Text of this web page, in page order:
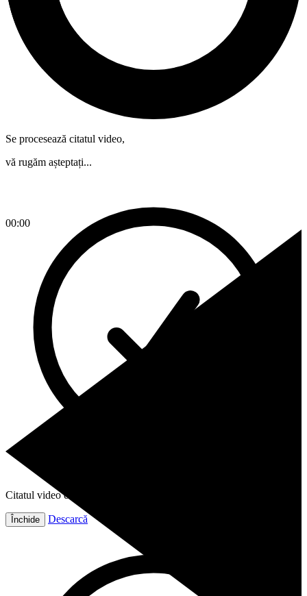
00:00
Se procesează citatul video,
vă rugăm așteptați...
Citatul video este gata!
Închide Descarcă